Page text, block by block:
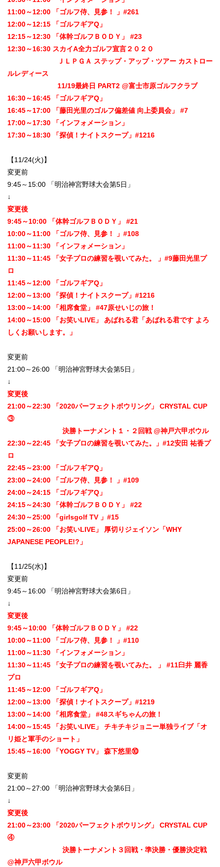
11:00～12:00 「ゴルフ侍、見参！ 」#261
12:00～12:15 「ゴルフギアQ」
12:15～12:30 「体幹ゴルフＢＯＤＹ」 #23
12:30～16:30 スカイA全力ゴルフ宣言２０２０
ＪＬＰＧＡ ステップ・アップ・ツアー カストロー
ルレディース
11/19最終日 PART2 @富士市原ゴルフクラブ
16:30～16:45 「ゴルフギアQ」
16:45～17:00 「藤田光里のゴルフ偏差値 向上委員会」 #7
17:00～17:30 「インフォメーション」
17:30～18:30 「探偵！ナイトスクープ」#1216
【11/24(火)】
変更前
9:45～15:00 「明治神宮野球大会第5日」
↓
変更後
9:45～10:00 「体幹ゴルフＢＯＤＹ」 #21
10:00～11:00 「ゴルフ侍、見参！ 」#108
11:00～11:30 「インフォメーション」
11:30～11:45 「女子プロの練習を覗いてみた。 」#9藤田光里プ
ロ
11:45～12:00 「ゴルフギアQ」
12:00～13:00 「探偵！ナイトスクープ」#1216
13:00～14:00 「相席食堂」 #47原せいじの旅！
14:00～15:00 「お笑いLIVE」 あばれる君「あばれる君です よろ
しくお願いします。」
変更前
21:00～26:00 「明治神宮野球大会第5日」
↓
変更後
21:00～22:30 「2020パーフェクトボウリング」 CRYSTAL CUP
③
決勝トーナメント１・２回戦 @神戸六甲ボウル
22:30～22:45 「女子プロの練習を覗いてみた。」#12安田 祐香プ
ロ
22:45～23:00 「ゴルフギアQ」
23:00～24:00 「ゴルフ侍、見参！ 」#109
24:00～24:15 「ゴルフギアQ」
24:15～24:30 「体幹ゴルフＢＯＤＹ」 #22
24:30～25:00 「girlsgolf TV 」#15
25:00～26:00 「お笑いLIVE」 厚切りジェイソン「WHY
JAPANESE PEOPLE!?」
【11/25(水)】
変更前
9:45～16:00 「明治神宮野球大会第6日」
↓
変更後
9:45～10:00 「体幹ゴルフＢＯＤＹ」 #22
10:00～11:00 「ゴルフ侍、見参！ 」#110
11:00～11:30 「インフォメーション」
11:30～11:45 「女子プロの練習を覗いてみた。 」 #11臼井 麗香
プロ
11:45～12:00 「ゴルフギアQ」
12:00～13:00 「探偵！ナイトスクープ」#1219
13:00～14:00 「相席食堂」 #48スギちゃんの旅！
14:00～15:45 「お笑いLIVE」 チキチキジョニー単独ライブ「オ
リ姫と軍手のショート」
15:45～16:00 「YOGGY TV」 森下悠里⑩
変更前
21:00～27:00 「明治神宮野球大会第6日」
↓
変更後
21:00～23:00 「2020パーフェクトボウリング」 CRYSTAL CUP
④
決勝トーナメント３回戦・準決勝・優勝決定戦
@神戸六甲ボウル